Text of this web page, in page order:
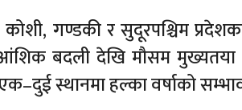
गण्डकी र सुदूरपश्चिम
बदली देखि मौसम मुख्यतया
स्थानमा हल्का वर्षाको